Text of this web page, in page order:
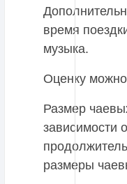
время
музыка.
Оценку
Размер
зависимости
размеры